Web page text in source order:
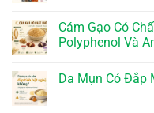
Cám Gạo Có
Polyphenol Và
Da Mụn Có Đắp